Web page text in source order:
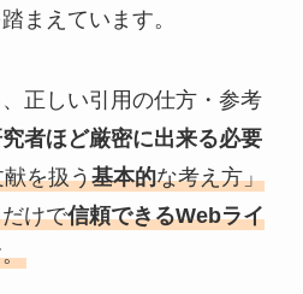
まえています。
正しい引用の仕方・参考
者ほど厳密に出来る必要
献を扱う基本的な考え方」
けで信頼できるWebライ